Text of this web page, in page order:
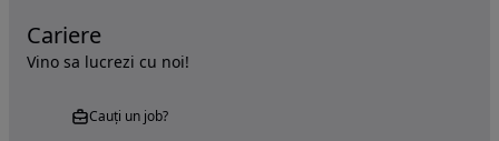
Cariere
Vino sa lucrezi cu noi!
Cauți un job?